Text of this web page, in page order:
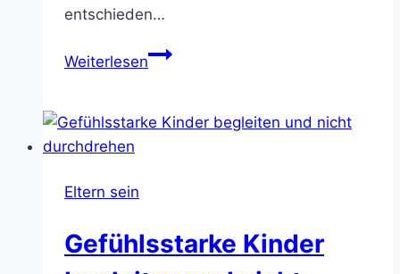
entschieden…
WeiterlesenLieblinge
Monate
Holzspielzeug
Eltern sein
Gefühlsstarke Kinder